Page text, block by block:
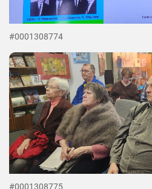
#0001308774
#0001308775